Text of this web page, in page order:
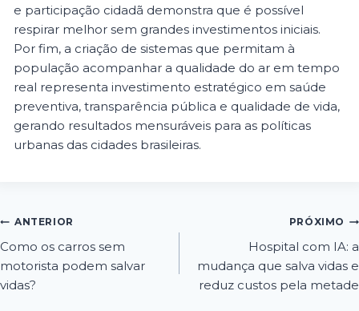
e participação cidadã demonstra que é possível
respirar melhor sem grandes investimentos iniciais.
Por fim, a criação de sistemas que permitam à
população acompanhar a qualidade do ar em tempo
real representa investimento estratégico em saúde
preventiva, transparência pública e qualidade de vida,
gerando resultados mensuráveis para as políticas
urbanas das cidades brasileiras.
ANTERIOR
Como os carros sem
motorista podem salvar
vidas?
PRÓXIMO
Hospital com IA: a
mudança que salva vidas e
reduz custos pela metade